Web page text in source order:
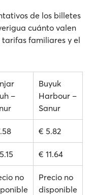
de los billetes
cuánto valen
tarifas familiares y el
–
Buyuk
Harbour –
Sanur
€ 5.82
€ 11.64
no
Precio no
disponible